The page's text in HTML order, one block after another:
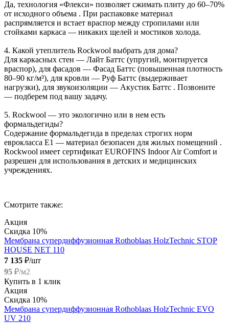
Да, технология «Флекси» позволяет сжимать плиту до 60–70%
от исходного объема . При распаковке материал
распрямляется и встает враспор между стропилами или
стойками каркаса — никаких щелей и мостиков холода.
4. Какой утеплитель Rockwool выбрать для дома?
Для каркасных стен — Лайт Баттс (упругий, монтируется
враспор), для фасадов — Фасад Баттс (повышенная плотность
80–90 кг/м³), для кровли — Руф Баттс (выдерживает
нагрузки), для звукоизоляции — Акустик Баттс . Позвоните
— подберем под вашу задачу.
5. Rockwool — это экологично или в нем есть
формальдегиды?
Содержание формальдегида в пределах строгих норм
еврокласса E1 — материал безопасен для жилых помещений .
Rockwool имеет сертификат EUROFINS Indoor Air Comfort и
разрешен для использования в детских и медицинских
учреждениях.
Смотрите также:
Акция
Скидка 10%
Мембрана супердиффузионная Rothoblaas HolzTechnic STOP
HOUSE NET 110
7 135 ₽/шт
95 ₽/м2
Купить в 1 клик
Акция
Скидка 10%
Мембрана супердиффузионная Rothoblaas HolzTechnic EVO
UV 210